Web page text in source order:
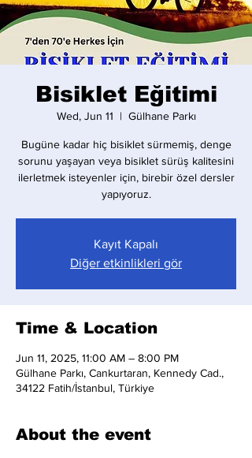
Bisiklet Eğitimi
Wed, Jun 11
  |
Gülhane Parkı
Bugüne kadar hiç bisiklet sürmemiş, denge
sorunu yaşayan veya bisiklet sürüş kalitesini
ilerletmek isteyenler için, birebir özel dersler
yapıyoruz.
Kayıt Kapalı
Diğer etkinlikleri gör
Time & Location
Jun 11, 2025, 11:00 AM – 8:00 PM
Gülhane Parkı, Cankurtaran, Kennedy Cad.,
34122 Fatih/İstanbul, Türkiye
About the event